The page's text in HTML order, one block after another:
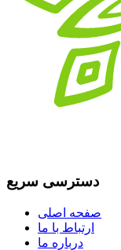
دسترسی سریع
صفحه اصلی
ارتباط با ما
درباره ما